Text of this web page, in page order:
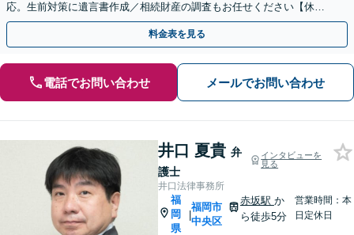
応。生前対策に遺言書作成／相続財産の調査もお任せください【休
日・夜間面談可】【完全個室】【六本松駅2分】
料金表を見る
電話でお問い合わせ メールでお問い合わせ
井口 夏貴 弁
護士
インタビューを
見る
井口法律事務所
福
岡
県
|
福岡市
中央区
赤坂駅 か
ら徒歩5分
営業時間：本
日定休日